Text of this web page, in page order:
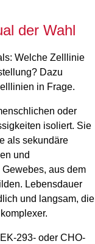
der Wahl
Welche Zelllinie
Dazu
in Frage.
oder
isoliert. Sie
als sekundäre
und
aus dem
Lebensdauer
und langsam, die
293- oder CHO-